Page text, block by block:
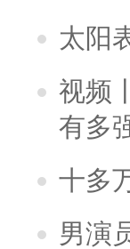
太阳
视频
有多
十多
男演